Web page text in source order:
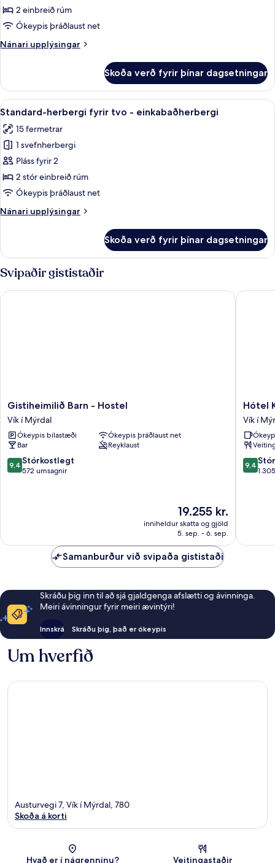
tvo,
tvö
-
fjallasýn
2 einbreið rúm
Ókeypis þráðlaust net
Nánari upplýsingar
Nánari
herbergi
fyrir
tvo,
rúm
sameiginlegt
baðherbergi
-
fjallasýn
Skoða verð fyrir þínar dagsetningar
Skoða
allar
myndir
fyrir
Standard-
herbergi
fyrir
-
Standard-herbergi fyrir tvo -
6
Standard-herbergi fyrir tvo - einkabaðherbergi
15 fermetrar
1 svefnherbergi
Pláss fyrir 2
2 stór einbreið rúm
Ókeypis þráðlaust net
Nánari upplýsingar
Nánari
herbergi
fyrir
tvo
einkabaðherbergi
Skoða verð fyrir þínar dagsetningar
Svipaðir gististaðir
Gistiheimilið
Barn
-
Hostel
Vík
í
Mýrdal
Gistiheimilið Barn - Hostel
Vík í Mýrdal
Ókeypis bílastæði
Ókeypis þráðlaust net
Bar
Reyklaust
9.4
af
9,4 Stórkostlegt
572 umsagnir
Verðið
er
19.255 kr.
19.255 kr.
inniheldur skatta og gjöld
5. sep. - 6. sep.
Gistiheimilið Barn - Hostel
Hótel
Kría
Vík
Mýrdal
Hótel
Vík í
9.4
af
9,4
Hótel
Samanburður við svipaða gististaði
Skráðu þig inn til að sjá gjaldgenga afslætti og ávinninga.
Meiri ávinningur fyrir meiri ævintýri!
Innskrá Skráðu þig, það er ókeypis
Um hverfið
Austurvegi 7, Vík í Mýrdal, 780
Skoða á korti
Hvað er í nágrenninu? Veitingastaðir